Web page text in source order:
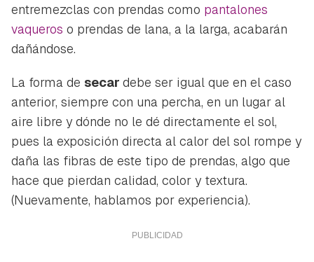
entremezclas con prendas como pantalones
vaqueros o prendas de lana, a la larga, acabarán
dañándose.
La forma de secar debe ser igual que en el caso
anterior, siempre con una percha, en un lugar al
aire libre y dónde no le dé directamente el sol,
pues la exposición directa al calor del sol rompe y
daña las fibras de este tipo de prendas, algo que
hace que pierdan calidad, color y textura.
(Nuevamente, hablamos por experiencia).